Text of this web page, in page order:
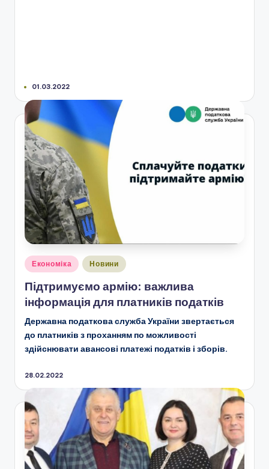
01.03.2022
Опубліковано
Економіка Новини
Підтримуємо армію: важлива
інформація для платників податків
Державна податкова служба України звертається
до платників з проханням по можливості
здійснювати авансові платежі податків і зборів.
28.02.2022